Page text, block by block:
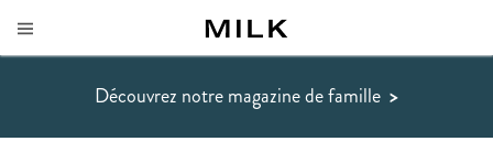
Découvrez notre magazine de famille >